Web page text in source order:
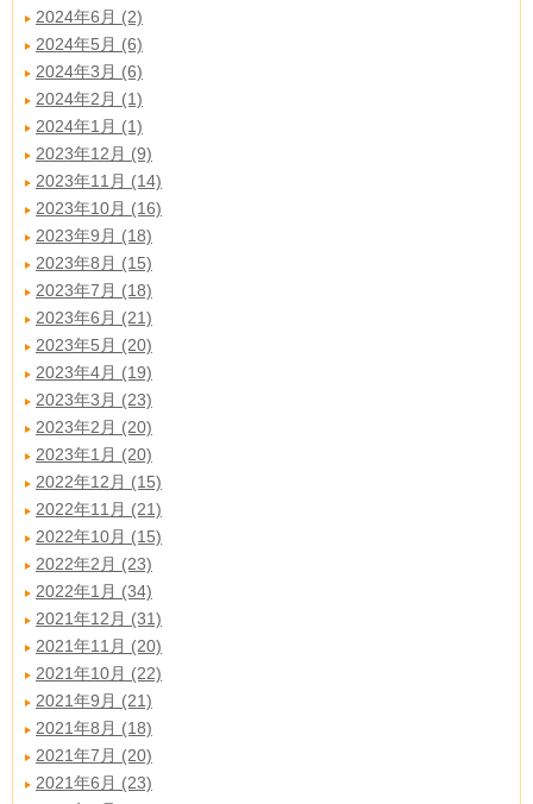
2024年6月 (2)
2024年5月 (6)
2024年3月 (6)
2024年2月 (1)
2024年1月 (1)
2023年12月 (9)
2023年11月 (14)
2023年10月 (16)
2023年9月 (18)
2023年8月 (15)
2023年7月 (18)
2023年6月 (21)
2023年5月 (20)
2023年4月 (19)
2023年3月 (23)
2023年2月 (20)
2023年1月 (20)
2022年12月 (15)
2022年11月 (21)
2022年10月 (15)
2022年2月 (23)
2022年1月 (34)
2021年12月 (31)
2021年11月 (20)
2021年10月 (22)
2021年9月 (21)
2021年8月 (18)
2021年7月 (20)
2021年6月 (23)